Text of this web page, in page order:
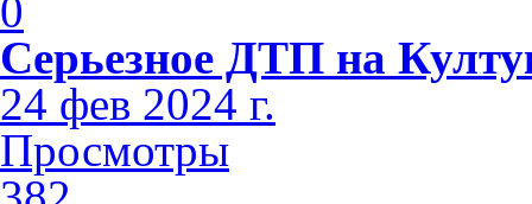
0
Серьезное ДТП на
24 фев 2024 г.
Просмотры